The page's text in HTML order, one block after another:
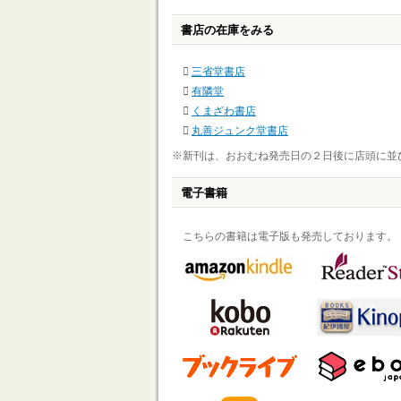
書店の在庫をみる
三省堂書店
有隣堂
くまざわ書店
丸善ジュンク堂書店
※新刊は、おおむね発売日の２日後に店頭に並
電子書籍
こちらの書籍は電子版も発売しております。